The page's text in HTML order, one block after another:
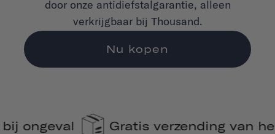
door onze antidiefstalgarantie, alleen
verkrijgbaar bij Thousand.
Nu kopen
verzending van helmen 110%